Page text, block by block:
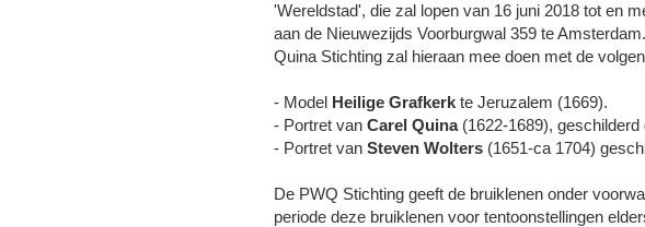
'Wereldstad', die zal lopen van 16 juni 2018 tot en
aan de Nieuwezijds Voorburgwal 359 te
Quina Stichting zal hieraan mee doen met de
- Model Heilige Grafkerk te Jeruzalem (1669).
- Portret van Carel Quina(1622-1689), geschilderd
- Portret van Steven Wolters (1651-ca 1704)
De PWQ Stichting geeft de bruiklenen onder
periode deze bruiklenen voor tentoonstellingen